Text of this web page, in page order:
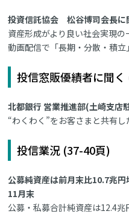
投資信託協会 松谷博司会長に
資産形成がより良い社会実現の
動画配信で「長期・分散・積立
投信窓販優績者に聞く
北都銀行 営業推進部(土崎支
“わくわく”をお客さまと共有し
投信業況 (37-40頁)
公募純資産は前月末比10.7兆
11月末
公募・私募合計純資産は12.4